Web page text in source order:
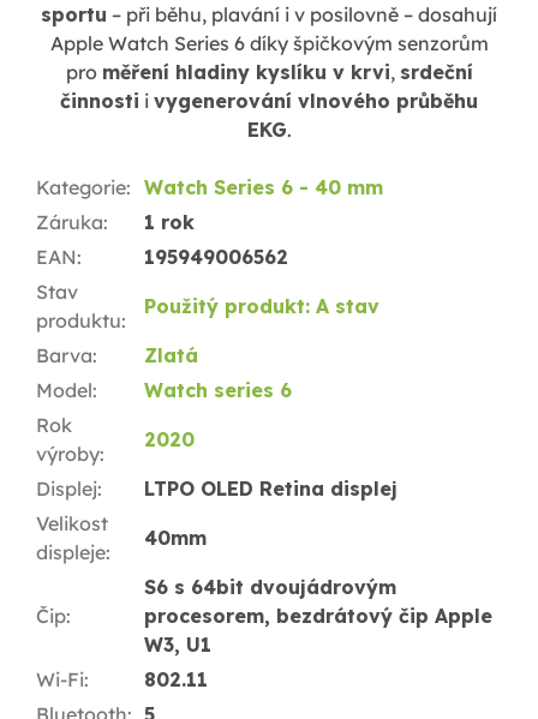
sportu – při běhu, plavání i v posilovně – dosahují
Apple Watch Series 6 díky špičkovým senzorům
pro měření hladiny kyslíku v krvi, srdeční
činnosti i vygenerování vlnového průběhu
EKG.
Kategorie: Watch Series 6 - 40 mm
Záruka:
1 rok
EAN:
195949006562
Stav
produktu:
Použitý produkt: A stav
Barva:
Zlatá
Model:
Watch series 6
Rok
výroby:
2020
Displej:
LTPO OLED Retina displej
Velikost
displeje:
40mm
Čip:
S6 s 64bit dvoujádrovým
procesorem, bezdrátový čip Apple
W3, U1
Wi-Fi:
802.11
Bluetooth: 5